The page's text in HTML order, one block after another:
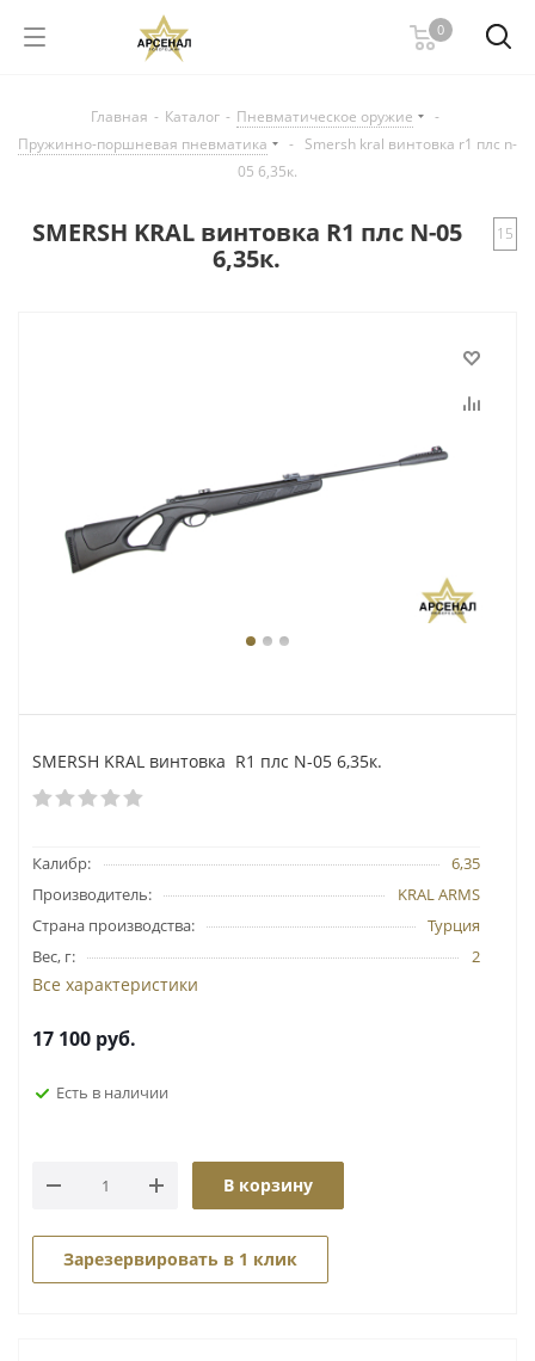
0
Главная - Каталог - Пневматическое оружие
-
Пружинно-поршневая пневматика
- Smersh kral винтовка r1 плс n-
05 6,35к.
SMERSH KRAL винтовка R1 плс N-05
6,35к.
15
SMERSH KRAL винтовка R1 плс N-05 6,35к.
Калибр:
6,35
Производитель:
KRAL ARMS
Страна производства:
Турция
Вес, г:
2
Все характеристики
17 100 руб.
Есть в наличии
В корзину
Зарезервировать в 1 клик